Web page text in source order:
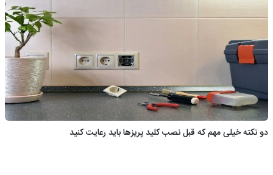
دو نکته خیلی مهم که قبل نصب کلید پریزها باید رعایت کنید